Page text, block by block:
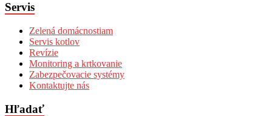
Servis
Zelená domácnostiam
Servis kotlov
Revízie
Monitoring a krtkovanie
Zabezpečovacie systémy
Kontaktujte nás
Hľadať